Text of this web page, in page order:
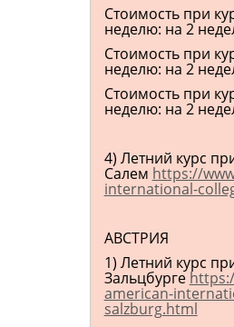
Стоимость при
неделю: на 2
Стоимость при
неделю: на 2
Стоимость при
неделю: на 2
4) Летний курс
Салем https://
international-
АВСТРИЯ
1) Летний курс
Зальцбурге
american-
salzburg.html